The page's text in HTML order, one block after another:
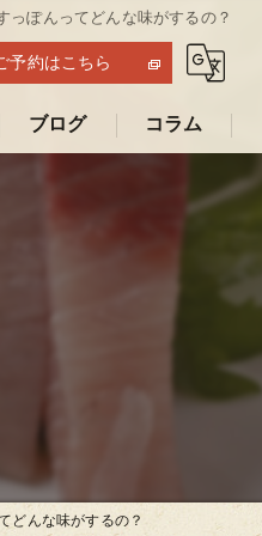
っぽんってどんな味がするの？
予約はこちら
ブログ コラム
どんな味がするの？